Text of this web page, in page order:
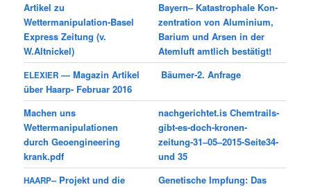
Arti­kel zu
Wettermanipulation-Basel
Express Zei­tung (v.
W.Altnickel)
Bay­ern– Kata­stro­phale Kon­
zen­tra­tion von Alu­mi­nium,
Bari­um und Arsen in der
Atem­luft amt­lich bestätigt!
ELEXIER — Maga­zin Arti­kel
über Haarp- Februar 2016
Bäumer‑2. Anfra­ge
Machen uns
Wettermanipulationen
durch Geoengineering
krank.pdf
nachgerichtet.is Chemtrails-
gibt-es-doch-kronen-
zeitung-31–05–2015-Seite34-
und 35
HAARP– Pro­jekt und die Genetische Impfung: Das